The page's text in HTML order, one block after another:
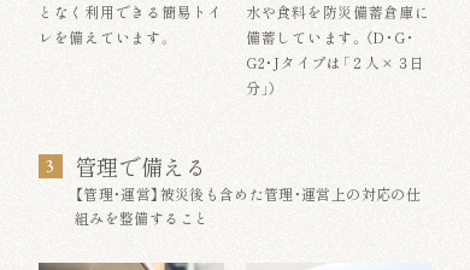
となく利用できる簡易トイ
レを備えています。
水や食料を防災備蓄倉庫に
備蓄しています。（D・G・
G2・Jタイプは「２人×３日
分」）
3 管理で備える
【管理・運営】被災後も含めた管理・運営上の対応の仕
組みを整備すること